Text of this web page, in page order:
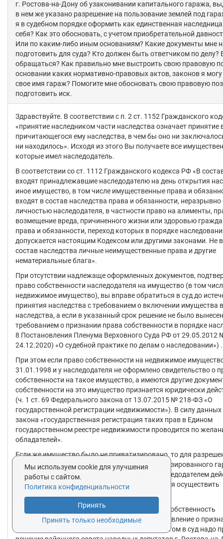
г. Ростова-на-Дону об узаконивании капитального гаража,
в нем же указано разрешение на пользование землей под
я в судебном порядке оформить как единственная
себя? Как это обосновать, с учетом приобретательной
Или по каким-либо иным основаниям? Какие документы мне
подготовить для суда? Кто должен быть ответчиком по делу?
обращаться? Как правильно мне выстроить свою правовую
основании каких нормативно-правовых актов, законов я
свое имя гараж? Помогите мне обосновать свою правовую
подготовить иск.
Здравствуйте. В соответствии с п. 2 ст. 1152 Гражданского
«принятие наследником части наследства означает принятие
причитающегося ему наследства, в чем бы оно ни
ни находилось». Исходя из этого Вы получаете все
которые имел наследодатель.
В соответствии со ст. 1112 Гражданского кодекса РФ «В
входят принадлежавшие наследодателю на день открытия
иное имущество, в том числе имущественные права и
входят в состав наследства права и обязанности,
личностью наследодателя, в частности право на алименты,
возмещение вреда, причиненного жизни или здоровью
права и обязанности, переход которых в порядке
допускается настоящим Кодексом или другими законами. Не
состав наследства личные неимущественные права и другие
нематериальные блага».
При отсутствии надлежаще оформленных документов,
право собственности наследодателя на имущество (в том
недвижимое имущество), вы вправе обратиться в суд до
принятия наследства с требованием о включении имущества
наследства, а если в указанный срок решение не было
требованием о признании права собственности в порядке
8 Постановления Пленума Верховного Суда РФ от 29.05.2012
24.12.2020) «О судебной практике по делам о наследовании») .
При этом если право собственности на недвижимое
31.01.1998 и у наследодателя не оформлено свидетельство о
собственности на такое имущество, а имеются другие
собственности на это имущество признается юридически
(ч. 1 ст. 69 Федерального закона от 13.07.2015 № 218-ФЗ «О
государственной регистрации недвижимости»). В силу
закона «государственная регистрация таких прав в Едином
государственном реестре недвижимости проводится по
обладателей».
Если же имущество было не приватизировано, то для
включении в наследственную массу неприватизированного
необходимо установить факт совершения наследодателем
свидетельствующих о наличии у него намерения осуществить
Таким образом, если гараж был приобретен в собственность
наследодателем то Вы можете подать в суд заявление о
собственности в порядке наследования. При этом в суд надо
Мы используем cookie для улучшения
работы с сайтом.
Политика конфиденциальности
Принять
Принять только необходимые